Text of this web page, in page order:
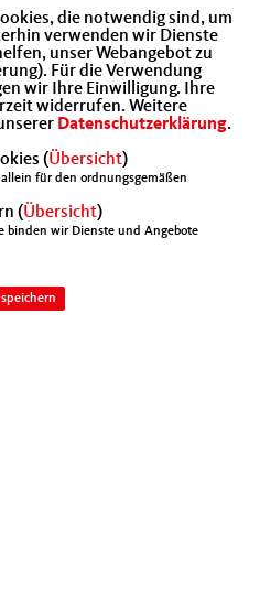
die notwendig sind, um
verwenden wir Dienste
unser Webangebot zu
Für die Verwendung
wir Ihre Einwilligung. Ihre
widerrufen. Weitere
Datenschutzerklärung.
(Übersicht)
für den ordnungsgemäßen
(Übersicht)
binden wir Dienste und Angebote